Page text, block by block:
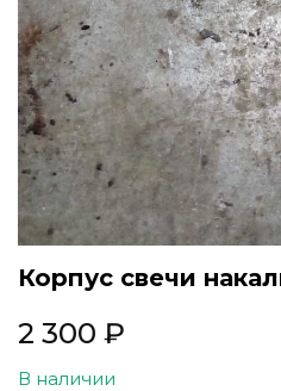
Корпус свечи
2 300 ₽
В наличии